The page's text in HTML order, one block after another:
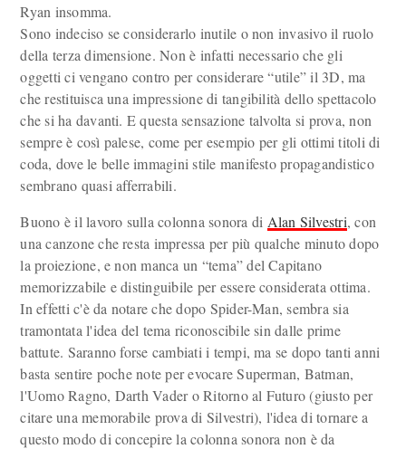
Ryan insomma.
Sono indeciso se considerarlo inutile o non invasivo il ruolo
della terza dimensione. Non è infatti necessario che gli
oggetti ci vengano contro per considerare “utile” il 3D, ma
che restituisca una impressione di tangibilità dello spettacolo
che si ha davanti. E questa sensazione talvolta si prova, non
sempre è così palese, come per esempio per gli ottimi titoli di
coda, dove le belle immagini stile manifesto propagandistico
sembrano quasi afferrabili.
Buono è il lavoro sulla colonna sonora di Alan Silvestri, con
una canzone che resta impressa per più qualche minuto dopo
la proiezione, e non manca un “tema” del Capitano
memorizzabile e distinguibile per essere considerata ottima.
In effetti c'è da notare che dopo Spider-Man, sembra sia
tramontata l'idea del tema riconoscibile sin dalle prime
battute. Saranno forse cambiati i tempi, ma se dopo tanti anni
basta sentire poche note per evocare Superman, Batman,
l'Uomo Ragno, Darth Vader o Ritorno al Futuro (giusto per
citare una memorabile prova di Silvestri), l'idea di tornare a
questo modo di concepire la colonna sonora non è da